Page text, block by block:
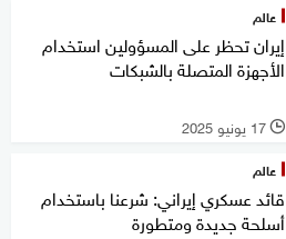
عالم
إيران تحظر على المسؤولين استخدام
الأجهزة المتصلة بالشبكات
l 17 يونيو 2025
عالم
قائد عسكري إيراني: شرعنا باستخدام
أسلحة جديدة ومتطورة